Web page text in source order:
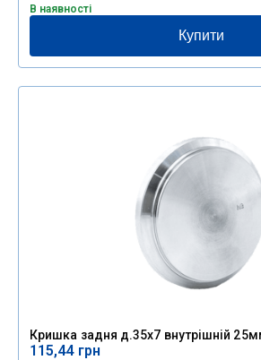
В наявності
Купити
Кришка задня д.35х7 внутрішній
115,44 грн